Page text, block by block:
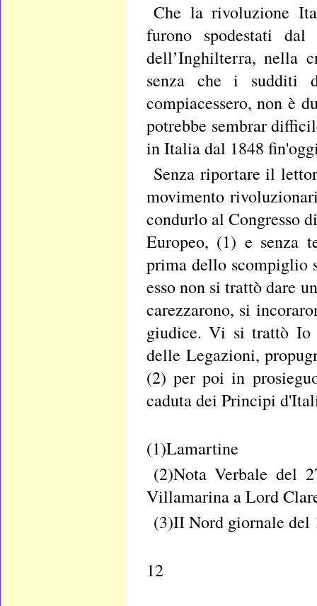
Che la rivoluzione
furono spodestati dal
dell’Inghilterra, nella
senza che i sudditi
compiacessero, non è
potrebbe sembrar
in Italia dal 1848
Senza riportare il
movimento
condurlo al Congresso
Europeo, (1) e senza
prima dello scompiglio
esso non si trattò dare
carezzarono, si
giudice. Vi si trattò Io
delle Legazioni,
(2) per poi in
caduta dei Principi
(1)Lamartine
(2)Nota Verbale del
Villamarina a Lord
(3)II Nord giornale del
12